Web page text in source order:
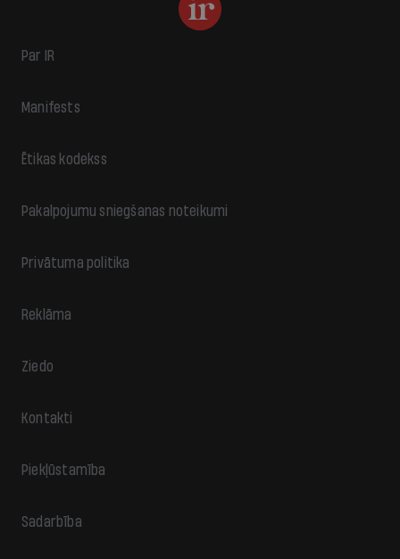
Par IR
Manifests
Ētikas kodekss
Pakalpojumu sniegšanas noteikumi
Privātuma politika
Reklāma
Ziedo
Kontakti
Piekļūstamība
Sadarbība